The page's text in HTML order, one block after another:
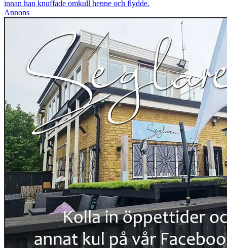
innan han knuffade omkull henne och flydde.
Annons